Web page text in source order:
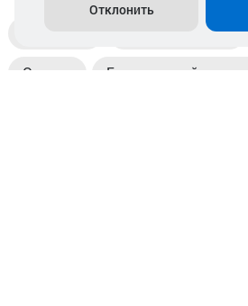
Пункты выдачи
Оплата Безналичный расчет
Отклонить